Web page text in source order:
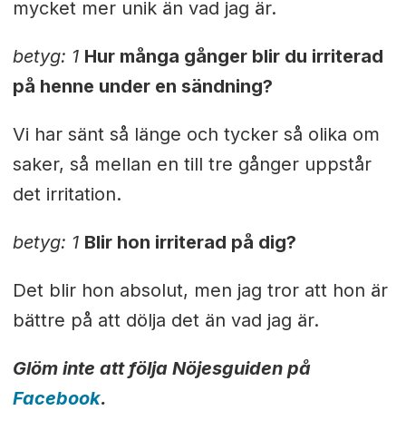
mycket mer unik än vad jag är.
betyg: 1 Hur många gånger blir du irriterad
på henne under en sändning?
Vi har sänt så länge och tycker så olika om
saker, så mellan en till tre gånger uppstår
det irritation.
betyg: 1 Blir hon irriterad på dig?
Det blir hon absolut, men jag tror att hon är
bättre på att dölja det än vad jag är.
Glöm inte att följa Nöjesguiden på
Facebook.